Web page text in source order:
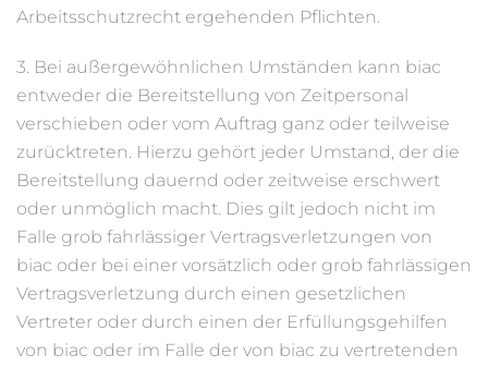
Arbeitsschutzrecht ergehenden Pflichten.
3. Bei außergewöhnlichen Umständen kann biac
entweder die Bereitstellung von Zeitpersonal
verschieben oder vom Auftrag ganz oder teilweise
zurücktreten. Hierzu gehört jeder Umstand, der die
Bereitstellung dauernd oder zeitweise erschwert
oder unmöglich macht. Dies gilt jedoch nicht im
Falle grob fahrlässiger Vertragsverletzungen von
biac oder bei einer vorsätzlich oder grob fahrlässigen
Vertragsverletzung durch einen gesetzlichen
Vertreter oder durch einen der Erfüllungsgehilfen
von biac oder im Falle der von biac zu vertretenden